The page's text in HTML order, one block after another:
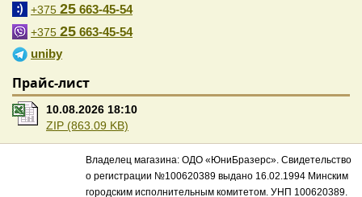
+375 25 663-45-54
+375 25 663-45-54
uniby
Прайс-лист
10.08.2026 18:10
ZIP (863.09 KB)
Владелец магазина: ОДО «ЮниБразерс». Свидетельство
о регистрации №100620389 выдано 16.02.1994 Минским
городским исполнительным комитетом. УНП 100620389.